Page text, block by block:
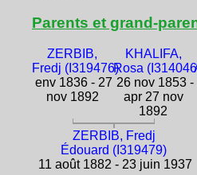
Parents et grand-
ZERBIB,
Fredj (I319476)
env 1836 - 27
nov 1892
KHALIFA,
Rosa
26 nov 1853 -
apr 27 nov
1892
ZERBIB, Fredj
Édouard (I319479)
11 août 1882 - 23 juin 1937